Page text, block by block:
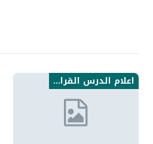
اعلام الدرس القراني من الامامية نتاجاتهم